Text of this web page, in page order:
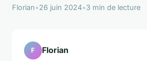
Florian•26 juin 2024•3 min de lecture
F Florian